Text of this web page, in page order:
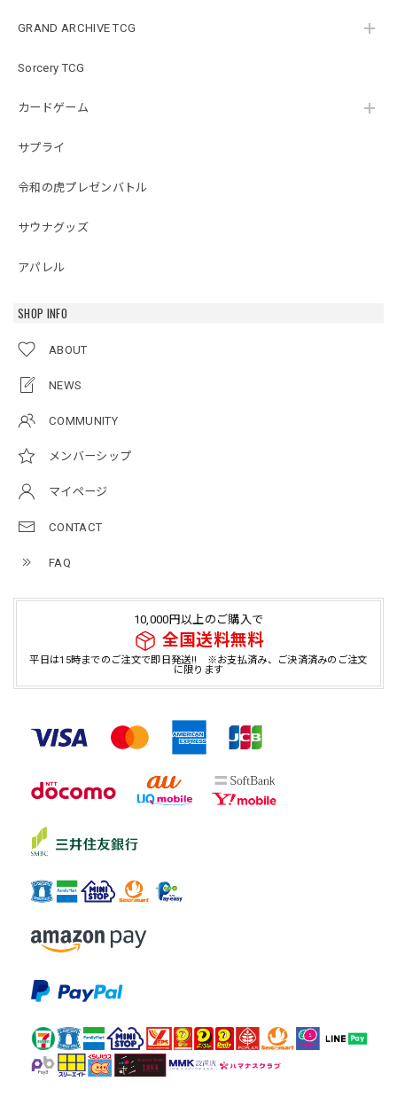
GRAND ARCHIVE TCG
Sorcery TCG
カードゲーム
サプライ
令和の虎プレゼンバトル
サウナグッズ
アパレル
SHOP INFO
ABOUT
NEWS
COMMUNITY
メンバーシップ
マイページ
CONTACT
FAQ
10,000円以上のご購入で
全国送料無料
平日は15時までのご注文で即日発送!! ※お支払済み、ご決済済みのご注文
に限ります